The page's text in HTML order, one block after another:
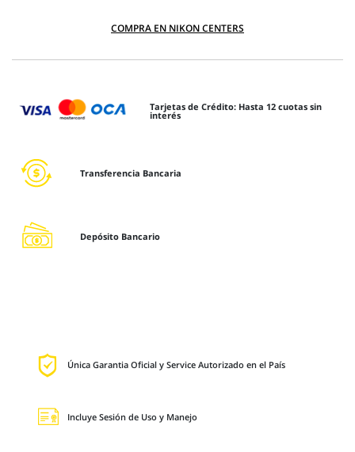
COMPRA EN NIKON CENTERS
Tarjetas de Crédito: Hasta 12 cuotas sin
interés
Transferencia Bancaria
Depósito Bancario
Única Garantia Oficial y Service Autorizado en el País
Incluye Sesión de Uso y Manejo